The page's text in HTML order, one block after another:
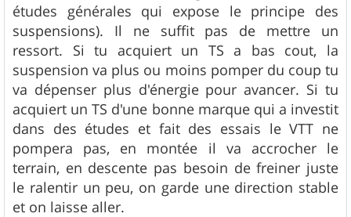
études générales qui expose le principe des
suspensions). Il ne suffit pas de mettre un
ressort. Si tu acquiert un TS a bas cout, la
suspension va plus ou moins pomper du coup tu
va dépenser plus d'énergie pour avancer. Si tu
acquiert un TS d'une bonne marque qui a investit
dans des études et fait des essais le VTT ne
pompera pas, en montée il va accrocher le
terrain, en descente pas besoin de freiner juste
le ralentir un peu, on garde une direction stable
et on laisse aller.